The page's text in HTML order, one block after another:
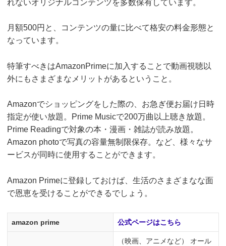
れないオリジナルコンテンツを多数保有しています。
月額500円と、コンテンツの量に比べて格安の料金形態と
なっています。
特筆すべきはAmazonPrimeに加入することで動画視聴以
外にもさまざまなメリットがあるということ。
Amazonでショッピングをした際の、お急ぎ便お届け日時
指定が使い放題。Prime Musicで200万曲以上聴き放題。
Prime Readingで対象の本・漫画・雑誌が読み放題。
Amazon photoで写真の容量無制限保存。など、様々なサ
ービスが同時に使用することができます。
Amazon Primeに登録しておけば、生活のさまざまなな面
で恩恵を受けることができるでしょう。
amazon prime 公式ページはこちら
（映画、アニメなど） オール